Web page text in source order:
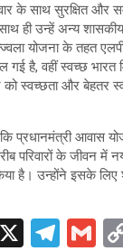
के साथ सुरक्षित और
ही उन्हें अन्य
योजना के तहत
गई है, वहीं स्वच्छ भारत
को स्वच्छता और बेहतर
प्रधानमंत्री आवास
परिवारों के जीवन में
है। उन्होंने इसके
X
T
G